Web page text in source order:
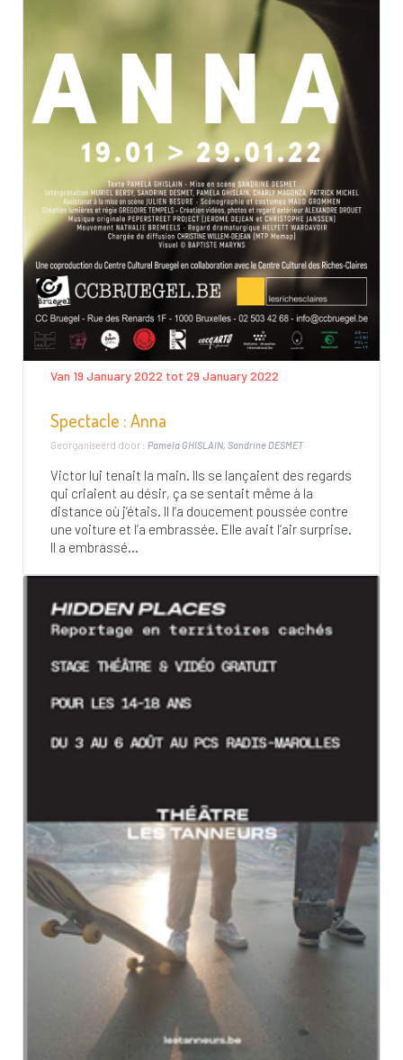
Van 19 January 2022 tot 29 January 2022
Spectacle : Anna
Georganiseerd door : Pamela GHISLAIN, Sandrine DESMET
Victor lui tenait la main. Ils se lançaient des regards
qui criaient au désir, ça se sentait même à la
distance où j’étais. Il l’a doucement poussée contre
une voiture et l’a embrassée. Elle avait l’air surprise.
Il a embrassé...